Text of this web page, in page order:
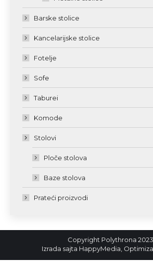
Barske stolice
Kancelarijske stolice
Fotelje
Sofe
Taburei
Komode
Stolovi
Ploče stolova
Baze stolova
Prateći proizvodi
Copyright Polythrona 2023.
Izrada sajta HappyMedia